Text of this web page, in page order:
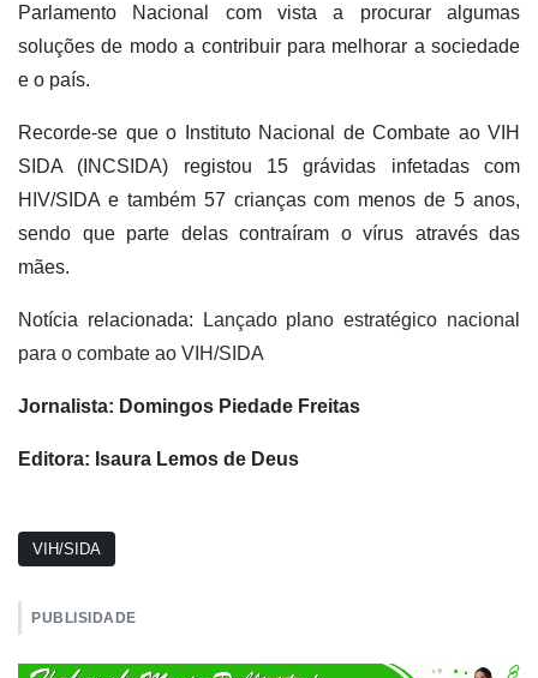
Parlamento Nacional com vista a procurar algumas
soluções de modo a contribuir para melhorar a sociedade
e o país.
Recorde-se que o Instituto Nacional de Combate ao VIH
SIDA (INCSIDA) registou 15 grávidas infetadas com
HIV/SIDA e também 57 crianças com menos de 5 anos,
sendo que parte delas contraíram o vírus através das
mães.
Notícia relacionada:
Lançado plano estratégico nacional
para o combate ao VIH/SIDA
Jornalista: Domingos Piedade Freitas
Editora: Isaura Lemos de Deus
VIH/SIDA
PUBLISIDADE